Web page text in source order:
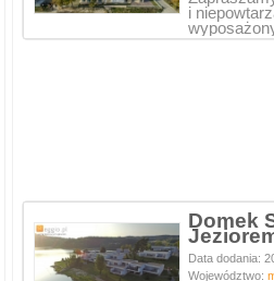
i
Domek
Data dodania:
Województwo: